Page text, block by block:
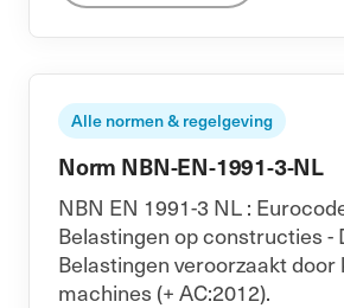
Alle normen & regelgeving
Norm NBN-EN-1991-3-NL
NBN EN 1991-3 NL :
Belastingen op constructies -
Belastingen veroorzaakt door
machines (+ AC:2012).